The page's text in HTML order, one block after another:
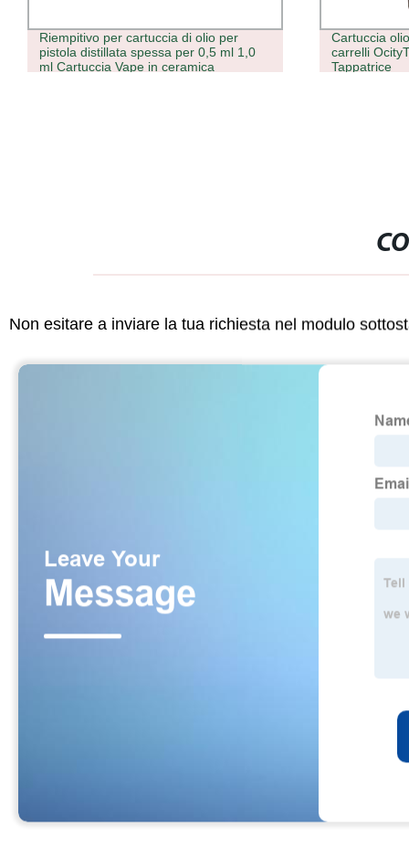
cartuccia di olio per
spessa per 0,5 ml 1,0
in ceramica
Cartuccia olio HHC monouso da
carrelli OcityTimes di alta qualità
Tappatrice
Non esitare a inviare la tua richiesta nel modulo